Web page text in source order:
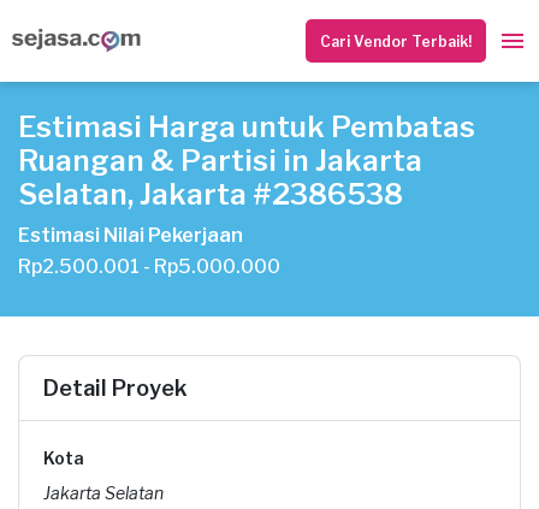
Cari Vendor Terbaik!
Estimasi Harga untuk Pembatas
Ruangan & Partisi in Jakarta
Selatan, Jakarta #2386538
Estimasi Nilai Pekerjaan
Rp2.500.001 - Rp5.000.000
Detail Proyek
Kota
Jakarta Selatan